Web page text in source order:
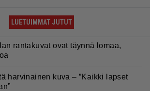
LUETUIMMAT JUTUT
rantakuvat ovat täynnä lomaa,
harvinainen kuva – ”Kaikki lapset